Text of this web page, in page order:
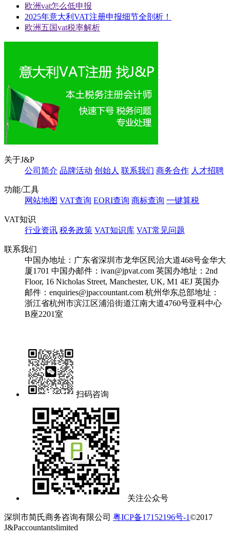
欧洲vat怎么低申报
2025年意大利VAT注册申报细节全剖析！
欧洲五国vat税率解析
关于J&P
公司简介 品牌活动 创始人 联系我们 商务合作 人才招聘
功能/工具
网站地图 VAT查询 EORI查询 商标查询 一键算税
VAT知识
行业资讯 税务政策 VAT知识库 VAT常见问题
联系我们
中国办地址：广东省深圳市龙华区民治大道468号金华大
厦1701 中国办邮件：ivan@jpvat.com 英国办地址：2nd
Floor, 16 Nicholas Street, Manchester, UK, M1 4EJ 英国办
邮件：enquiries@jpaccountant.com 杭州华东总部地址：
浙江省杭州市滨江区浦沿街道江南大道4760号亚科中心
B座2201室
扫码咨询
关注公众号
深圳市简氏商务咨询有限公司 粤ICP备17152196号-1©2017
J&Paccountantslimited